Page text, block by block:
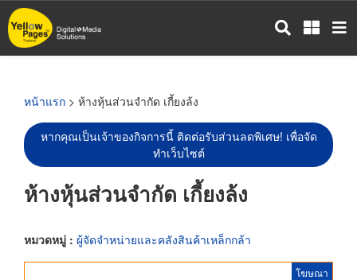
ข้าม
ไป
หน้าแรก > ห้างหุ้นส่วนจำกัด เกี้ยงล้ง
หากคุณเป็นเจ้าของกิจการนี้ ติดต่อรับส่วนลดพิเศษ! เพื่อจัด
ทำเว็บไซต์
ห้างหุ้นส่วนจำกัด เกี้ยงล้ง
หมวดหมู่ : ผู้จัดจำหน่ายและคลังสินค้าเหล็กกล้า
โฆษณา